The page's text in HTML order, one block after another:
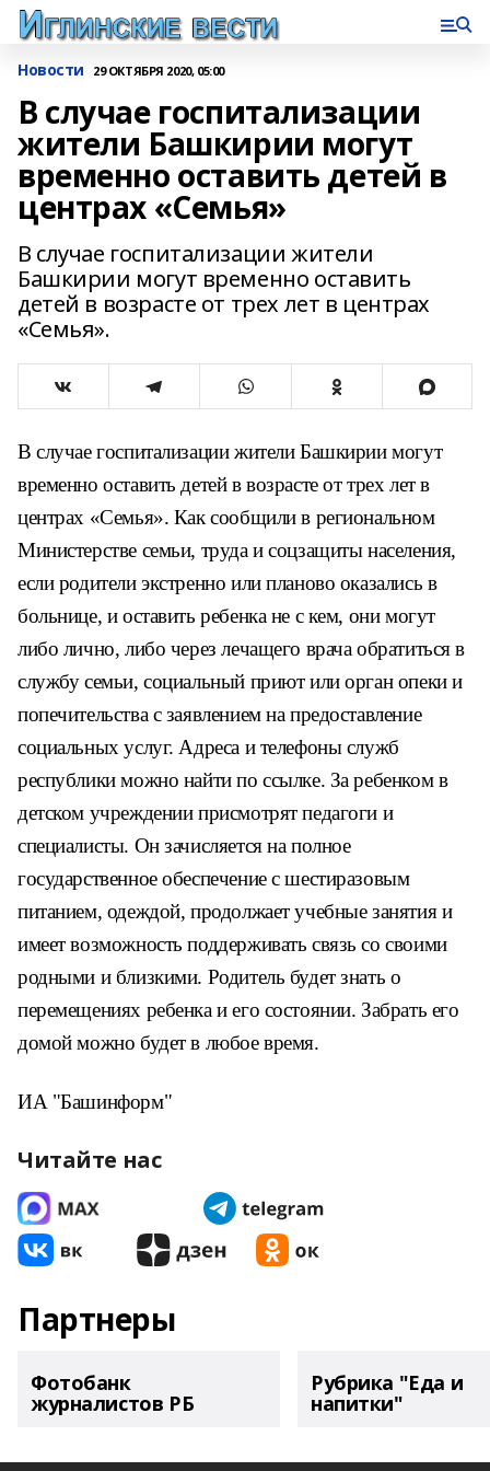
Новости 29 ОКТЯБРЯ 2020, 05:00
В случае госпитализации
жители Башкирии могут
временно оставить детей в
центрах «Семья»
В случае госпитализации жители
Башкирии могут временно оставить
детей в возрасте от трех лет в центрах
«Семья».
В случае госпитализации жители Башкирии могут
временно оставить детей в возрасте от трех лет в
центрах «Семья». Как сообщили в региональном
Министерстве семьи, труда и соцзащиты населения,
если родители экстренно или планово оказались в
больнице, и оставить ребенка не с кем, они могут
либо лично, либо через лечащего врача обратиться в
службу семьи, социальный приют или орган опеки и
попечительства с заявлением на предоставление
социальных услуг. Адреса и телефоны служб
республики можно найти по ссылке. За ребенком в
детском учреждении присмотрят педагоги и
специалисты. Он зачисляется на полное
государственное обеспечение с шестиразовым
питанием, одеждой, продолжает учебные занятия и
имеет возможность поддерживать связь со своими
родными и близкими. Родитель будет знать о
перемещениях ребенка и его состоянии. Забрать его
домой можно будет в любое время.
ИА "Башинформ"
Читайте нас
Партнеры
Фотобанк
журналистов РБ
Рубрика "Еда и
напитки"